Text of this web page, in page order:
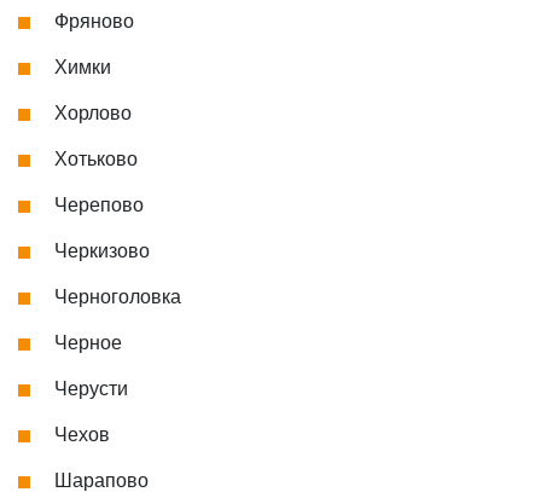
Фряново
Химки
Хорлово
Хотьково
Черепово
Черкизово
Черноголовка
Черное
Черусти
Чехов
Шарапово